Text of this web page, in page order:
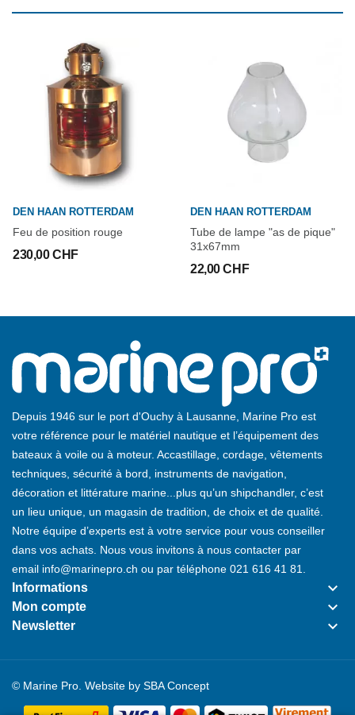
DEN HAAN ROTTERDAM
Feu de position rouge
230,00 CHF
DEN HAAN ROTTERDAM
Tube de lampe "as de pique"
31x67mm
22,00 CHF
Depuis 1946 sur le port d'Ouchy à Lausanne, Marine Pro est
votre référence pour le matériel nautique et l’équipement des
bateaux à voile ou à moteur. Accastillage, cordage, vêtements
techniques, sécurité à bord, instruments de navigation,
décoration et littérature marine...plus qu’un shipchandler, c’est
un lieu unique, un magasin de tradition, de choix et de qualité.
Notre équipe d’experts est à votre service pour vous conseiller
dans vos achats. Nous vous invitons à nous contacter par
email info@marinepro.ch ou par téléphone 021 616 41 81
Informations keyboard_arrow_down
Mon compte keyboard_arrow_down
Newsletter keyboard_arrow_down
© Marine Pro. Website by SBA Concept